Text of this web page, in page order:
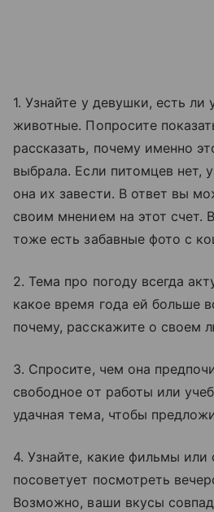
1. Узнайте у девушки, есть
животные. Попросите
рассказать, почему именно
выбрала. Если питомцев нет,
она их завести. В ответ вы
своим мнением на этот счет.
тоже есть забавные фото с
2. Тема про погоду всегда
какое время года ей больше
почему, расскажите о своем
3. Спросите, чем она
свободное от работы или
удачная тема, чтобы
4. Узнайте, какие фильмы или
посоветует посмотреть
Возможно, ваши вкусы